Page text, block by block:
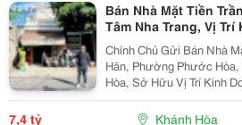
Bán Nhà Mặt Tiền
Tâm Nha Trang, Vị
Tỷ
Chính Chủ Gửi Bán Nhà
Hãn, Phường Phước Hòa,
Hòa, Sở Hữu Vị Trí Kinh
Cửa Hàng, Văn Phòng,
7,4 tỷ Khánh Hòa